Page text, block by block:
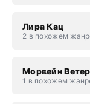
Лира Кац
2 в похожем
Морвейн Ветер
1 в похожем